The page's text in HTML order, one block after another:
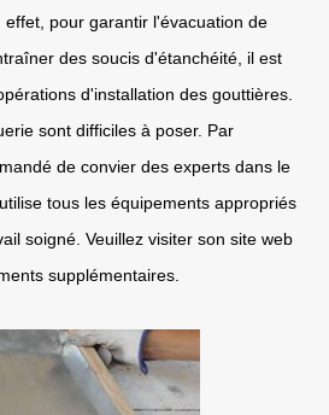
effet, pour garantir l'évacuation de
des soucis d'étanchéité, il est
d'installation des gouttières.
sont difficiles à poser. Par
de convier des experts dans le
tous les équipements appropriés
soigné. Veuillez visiter son site web
supplémentaires.